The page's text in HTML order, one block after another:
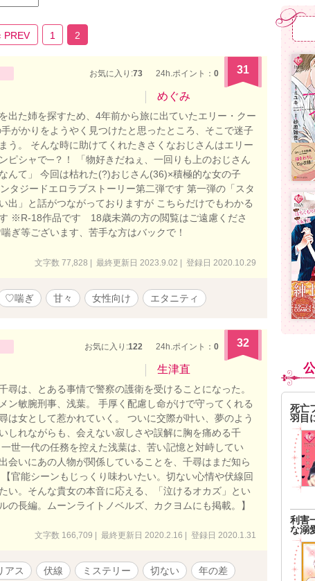
PREV 1 2
お気に入り:73 24h.ポイント： 0 31
めぐみ
出た姉を探すため、4年前から旅に出ていたエリー・クー
がかりをようやく見つけたと思ったところ、そこで迷子
う。 そんな時に助けてくれたきさくなおじさんはエリー
ピシャで─？！ 「物好きだねぇ、一回りも上のおじさん
んて」 今回は枯れた(?)おじさん(36)×積極的な女の子
タジードエロラブストーリー第二弾です 第一弾の「スタ
出」と話がつながっておりますが こちらだけでもわかる
※R-18作品です 18歳未満の方の閲覧はご遠慮くださ
ぎ等ございます、苦手な方はバックで！
文字数 77,828 | 最終更新日 2023.9.02 | 登録日 2020.10.29
♡喘ぎ 甘々 女性向け エタニティ
お気に入り:122 24h.ポイント： 0 32
生津直
尋は、とある事情で警察の護衛を受けることになった。
ン敏腕刑事、浅葉。 手厚く配慮し命がけで守ってくれる
は女として惹かれていく。 ついに交際が叶い、夢のよう
しれながらも、会えない寂しさや誤解に胸を痛める千
世一代の任務を控えた浅葉は、苦い記憶と対峙してい
会いにあの人物が関係していることを、千尋はまだ知ら
官能シーンもじっくり味わいたい。切ない心情や伏線回
い。そんな貴女の本音に応える、「泣けるオカズ」とい
の長編。ムーンライトノベルズ、カクヨムにも掲載。】
文字数 166,709 | 最終更新日 2020.2.16 | 登録日 2020.1.31
アス 伏線 ミステリー 切ない
年の差
死亡
羽目
利害
な溺